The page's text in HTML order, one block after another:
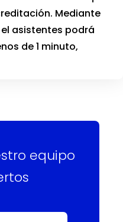
Mediante
asistentes podrá
de 1 minuto,
equipo